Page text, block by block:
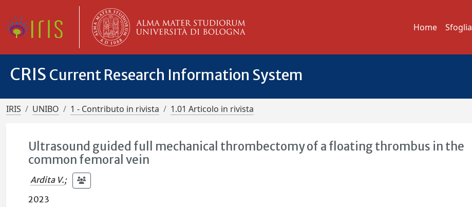
Home Sfoglia
CRIS Current Research Information System
IRIS UNIBO 1 - Contributo in rivista 1.01 Articolo in rivista
Ultrasound guided full mechanical thrombectomy of a floating thrombus in the
common femoral vein
Ardita V.;
2023